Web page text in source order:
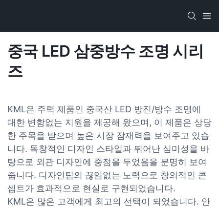
중국 LED 삼중방수 조명 시리
즈
KML은 주력 제품인 중국산 LED 방진/방수 조명에
대한 변함없는 지원을 제공해 왔으며, 이 제품은 상당
한 주목을 받으며 높은 시장 잠재력을 보여주고 있습
니다. 독창적인 디자인 스타일과 뛰어난 심미성을 바
탕으로 외관 디자인에 중점을 두었음을 분명히 보여
줍니다. 디자인팀의 끊임없는 노력으로 창의적인 콘
셉트가 효과적으로 현실로 구현되었습니다.
KML은 많은 고객에게 최고의 선택이 되었습니다. 안